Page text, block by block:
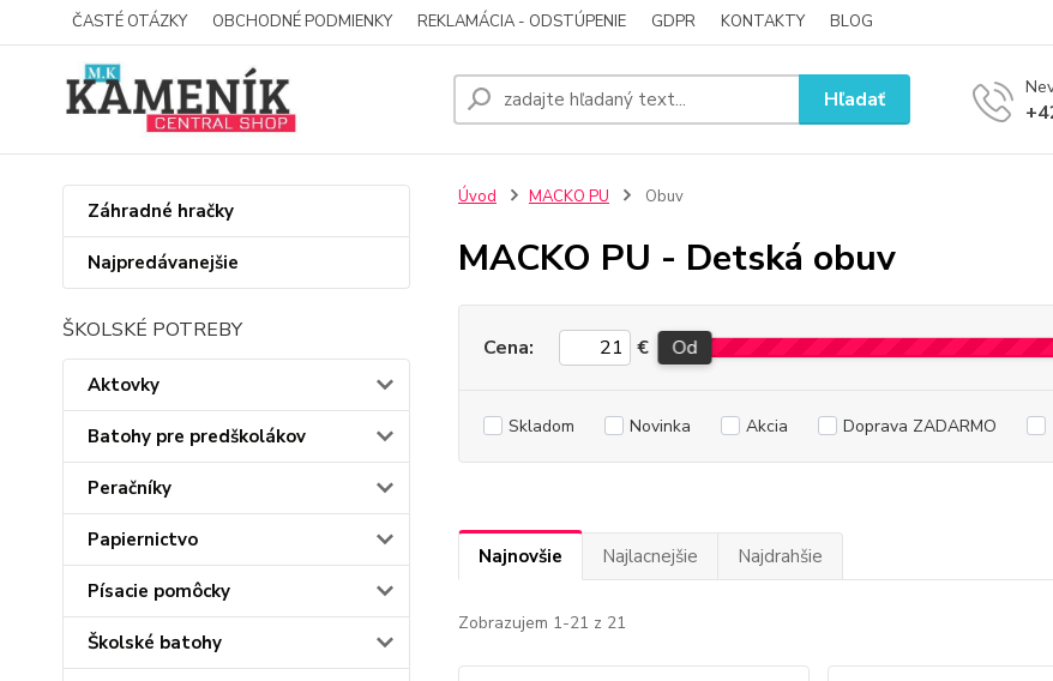
ČASTÉ OTÁZKY OBCHODNÉ PODMIENKY REKLAMÁCIA - ODSTÚPENIE GDPR KONTAKTY BLOG
Hľadať
Záhradné hračky
Najpredávanejšie
ŠKOLSKÉ POTREBY
Aktovky
Batohy pre predškolákov
Peračníky
Papiernictvo
Písacie pomôcky
Školské batohy
Úvod MACKO PU Obuv
MACKO PU - Detská obuv
Cena: € Od
Skladom Novinka Akcia Doprava ZADARMO
Najnovšie Najlacnejšie Najdrahšie
Zobrazujem 1-21 z 21